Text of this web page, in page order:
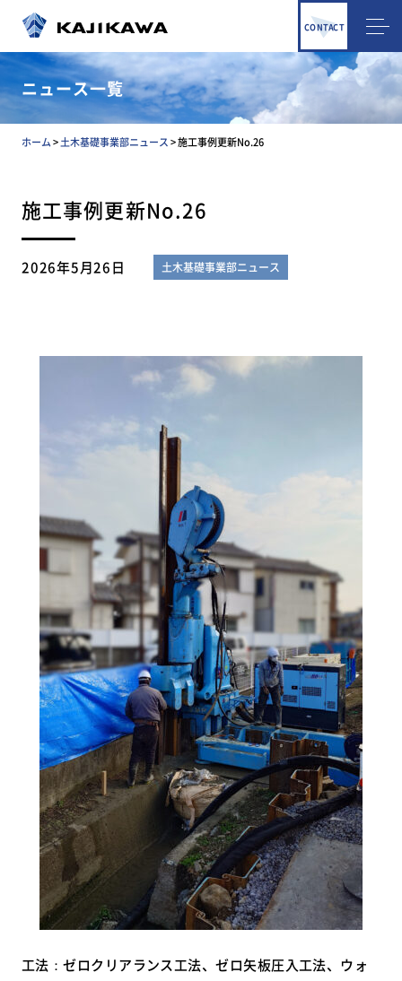
CONTACT
ニュース一覧
ホーム>土木基礎事業部ニュース>施工事例更新No.26
施工事例更新No.26
2026年5月26日 土木基礎事業部ニュース
工法：ゼロクリアランス工法、ゼロ矢板圧入工法、ウォ